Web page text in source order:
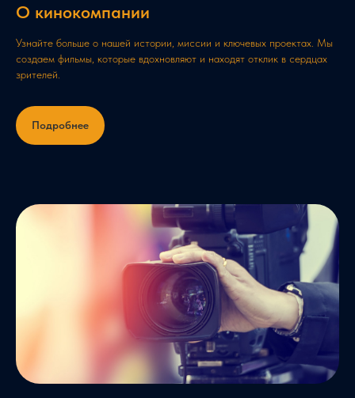
О кинокомпании
Узнайте больше о нашей истории, миссии и ключевых проектах. Мы
создаем фильмы, которые вдохновляют и находят отклик в сердцах
зрителей.
Подробнее